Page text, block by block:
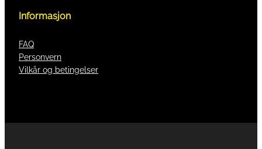
Informasjon
FAQ
Personvern
Vilkår og betingelser